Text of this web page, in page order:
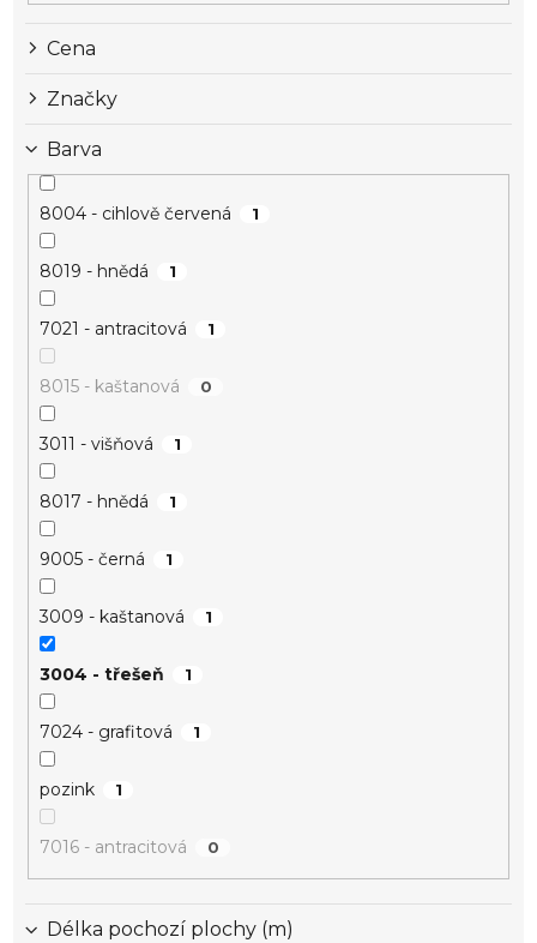
Cena
Značky
Barva
8004 - cihlově červená 1
8019 - hnědá 1
7021 - antracitová 1
8015 - kaštanová 0
3011 - višňová 1
8017 - hnědá 1
9005 - černá 1
3009 - kaštanová 1
3004 - třešeň 1
7024 - grafitová 1
pozink 1
7016 - antracitová 0
Délka pochozí plochy (m)